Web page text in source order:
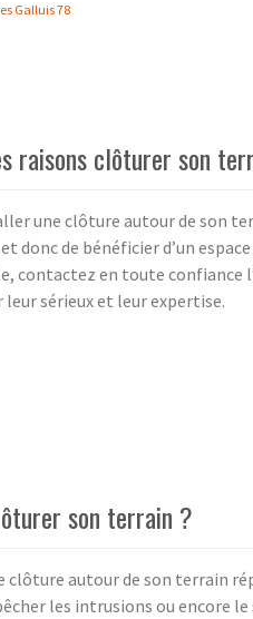
Galluis 78
raisons clôturer son
une clôture autour de son
donc de bénéficier d’un
contactez en toute confiance
leur sérieux et leur expertise.
son terrain ?
clôture autour de son terrain
les intrusions ou encore le